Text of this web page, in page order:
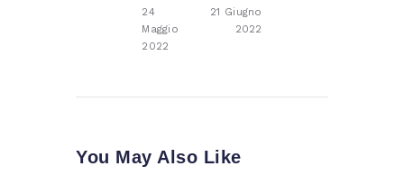
24
Maggio
2022
21 Giugno
2022
You May Also Like